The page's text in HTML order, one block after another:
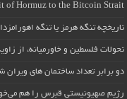
of Hormuz to the Bitcoin Strait
تاریخچه تنگه هرمز یا تنگه اهورامزدا
تحولات فلسطین و خاورمیانه، از
دو برابر تعداد ساختمان های
رژیم صهیونیستی قبرس را هم